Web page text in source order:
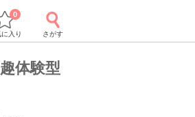
に入り
0
さがす
体験型